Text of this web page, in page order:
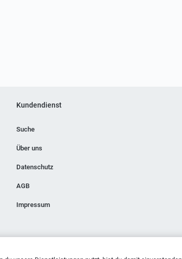
Kundendienst
Suche
Über uns
Datenschutz
AGB
Impressum